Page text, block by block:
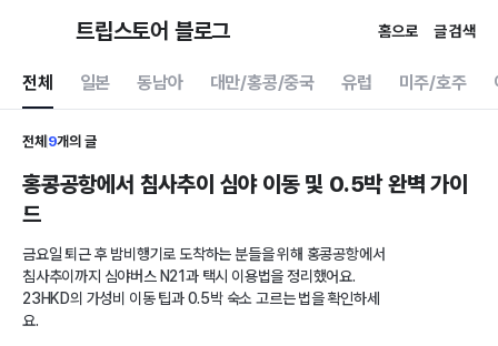
트립스토어 블로그 홈으로 글 검색
전체 일본 동남아 대만/홍콩/중국 유럽 미주/호주
전체 9개의 글
홍콩공항에서 침사추이 심야 이동 및 0.5박 완벽 가이
드
금요일 퇴근 후 밤비행기로 도착하는 분들을 위해 홍콩공항에서
침사추이까지 심야버스 N21과 택시 이용법을 정리했어요.
23HKD의 가성비 이동 팁과 0.5박 숙소 고르는 법을 확인하세
요.